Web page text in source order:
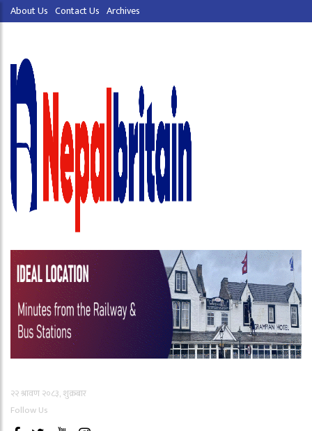
About Us Contact Us Archives
२२ श्रावण २०८३, शुक्रबार
Follow Us